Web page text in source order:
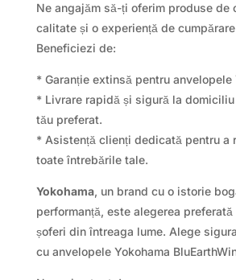
Ne angajăm să-ți oferim produse de
calitate și o experiență de
Beneficiezi de:
* Garanție extinsă pentru anvelopele
* Livrare rapidă și sigură la
tău preferat.
* Asistență clienți dedicată pentru a
toate întrebările tale.
Yokohama, un brand cu o istorie
performanță, este alegerea
șoferi din întreaga lume. Alege
cu anvelopele Yokohama